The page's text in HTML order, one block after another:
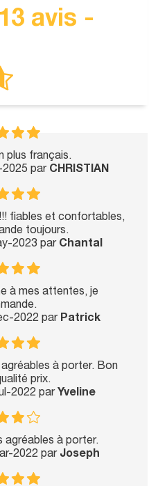
avis -
plus français.
2025 par CHRISTIAN
fiables et confortables,
toujours.
2023 par Chantal
à mes attentes, je
2022 par Patrick
à porter. Bon
prix.
2022 par Yveline
agréables à porter.
2022 par Joseph